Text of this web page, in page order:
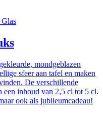
mondgeblazen
sfeer aan tafel en maken
De verschillende
een inhoud van 2,5 cl tot 5 cl.
ook als jubileumcadeau!